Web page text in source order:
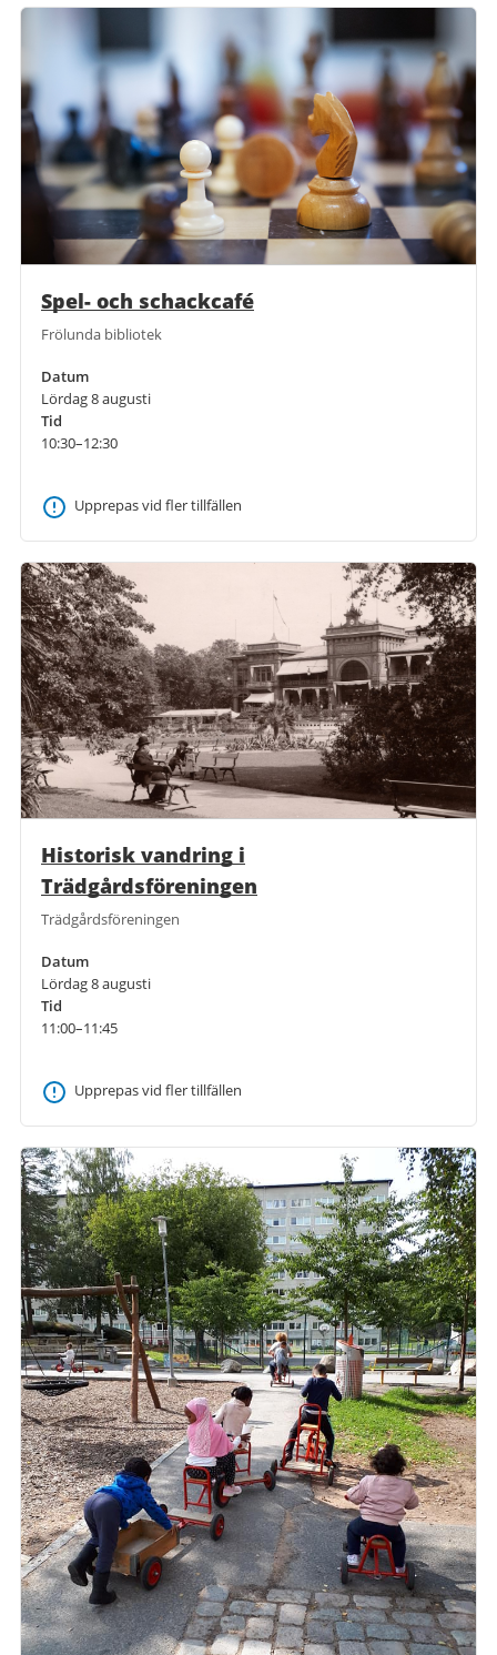
Spel- och schackcafé
Frölunda bibliotek
Datum
Lördag 8 augusti
Tid
10:30–12:30
Upprepas vid fler tillfällen
Historisk vandring i
Trädgårdsföreningen
Trädgårdsföreningen
Datum
Lördag 8 augusti
Tid
11:00–11:45
Upprepas vid fler tillfällen